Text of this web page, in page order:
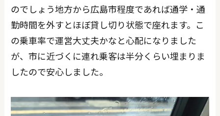
のでしょう地方から広島市程度であれば通学・通
勤時間を外すとほぼ貸し切り状態で座れます。こ
の乗車率で運営大丈夫かなと心配になりました
が、市に近づくに連れ乗客は半分くらい埋まりま
したので安心しました。